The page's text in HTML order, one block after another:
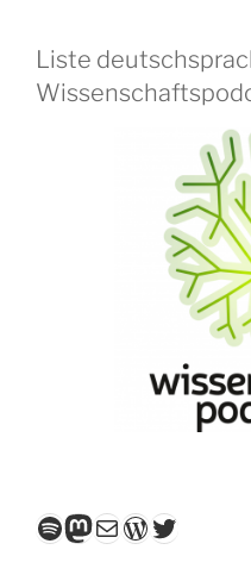
Liste
Spotify
Mastodon
E-MailWordPress
Twitter